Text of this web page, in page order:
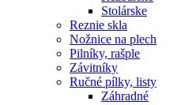
Stolárske
Reznie skla
Nožnice na plech
Pilníky, rašple
Závitníky
Ručné pílky, listy
Záhradné